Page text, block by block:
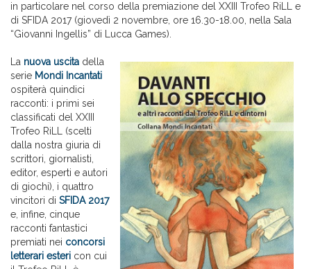
in particolare nel corso della premiazione del XXIII Trofeo RiLL e
di SFIDA 2017 (giovedì 2 novembre, ore 16.30-18.00, nella Sala
“Giovanni Ingellis” di Lucca Games).
La nuova uscita della
serie Mondi Incantati
ospiterà quindici
racconti: i primi sei
classificati del XXIII
Trofeo RiLL (scelti
dalla nostra giuria di
scrittori, giornalisti,
editor, esperti e autori
di giochi), i quattro
vincitori di SFIDA 2017
e, infine, cinque
racconti fantastici
premiati nei concorsi
letterari esteri con cui